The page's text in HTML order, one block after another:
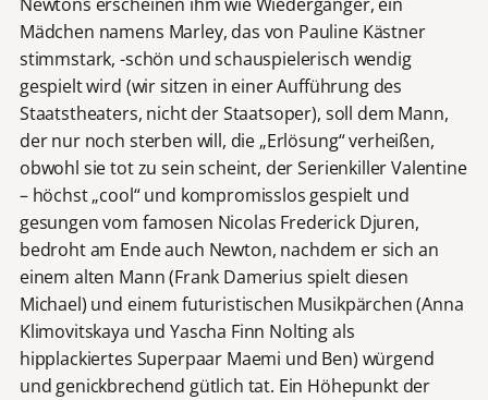
Newtons erscheinen ihm wie Wiedergänger, ein
Mädchen namens Marley, das von Pauline Kästner
stimmstark, -schön und schauspielerisch wendig
gespielt wird (wir sitzen in einer Aufführung des
Staatstheaters, nicht der Staatsoper), soll dem Mann,
der nur noch sterben will, die „Erlösung“ verheißen,
obwohl sie tot zu sein scheint, der Serienkiller Valentine
– höchst „cool“ und kompromisslos gespielt und
gesungen vom famosen Nicolas Frederick Djuren,
bedroht am Ende auch Newton, nachdem er sich an
einem alten Mann (Frank Damerius spielt diesen
Michael) und einem futuristischen Musikpärchen (Anna
Klimovitskaya und Yascha Finn Nolting als
hipplackiertes Superpaar Maemi und Ben) würgend
und genickbrechend gütlich tat. Ein Höhepunkt der